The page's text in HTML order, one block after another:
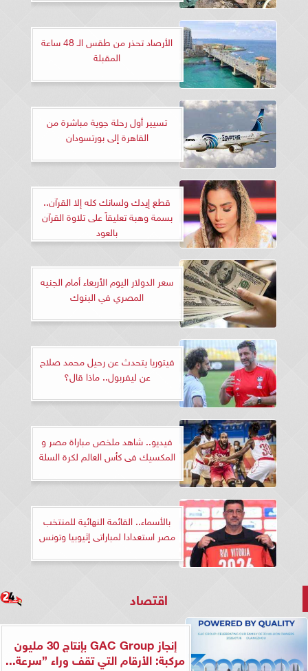
الأرصاد تحذر من طقس الـ 48 ساعة
المقبلة
تسيير أول رحلة جوية مباشرة من
القاهرة إلى بورتسودان
قطع إيدك ولسانك كله إلا القرآن..
بسمة وهبة تعليقاً على تلاوة القرآن
بالعود
سعر الدولار اليوم الأربعاء أمام الجنيه
المصري في البنوك
فيتوريا يتحدث عن رحيل محمد صلاح
عن ليفربول.. ماذا قال؟
فيديو.. شاهد ملخص مباراة مصر و
المكسيك فى كأس العالم لكرة السلة
بالأسماء.. القائمة النهائية للمنتخب
مصر استعدادا لمباراتى إثيوبيا وتونس
اقتصاد
إنجاز GAC Group بإنتاج 30 مليون
مركبة: الأرقام التي تقف وراء ”سرعة...